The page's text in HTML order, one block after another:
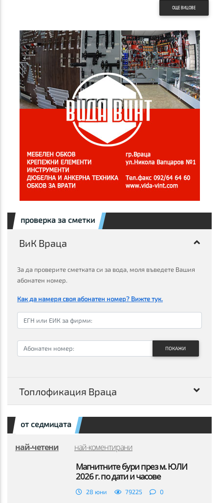
ОЩЕ ВИЦОВЕ
проверка за сметки
ВиК Враца
За да проверите сметката си за вода, моля въведете Вашия
абонатен номер.
Как да намеря своя абонатен номер? Вижте тук.
ПОКАЖИ
Топлофикация Враца
от седмицата
най-четени най-коментирани
Магнитните бури през м. ЮЛИ
2026 г. по дати и часове
28 юни 79225 0